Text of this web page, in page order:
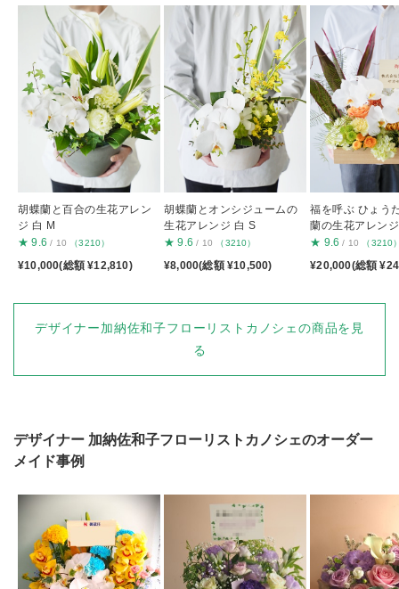
胡蝶蘭と百合の生花アレン
ジ 白 M
★ 9.6 / 10 （3210）
¥10,000(総額 ¥12,810)
胡蝶蘭とオンシジュームの
生花アレンジ 白 S
★ 9.6 / 10 （3210）
¥8,000(総額 ¥10,500)
福を呼ぶ ひょう
蘭の生花アレン
★ 9.6 / 10 （3210
¥20,000(総額
デザイナー加納佐和子フローリストカノシェの商品を見
る
デザイナー 加納佐和子フローリストカノシェのオーダー
メイド事例